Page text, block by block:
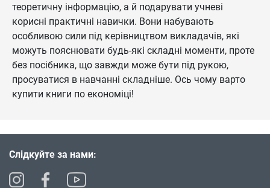
теоретичну інформацію, а й подарувати учневі
корисні практичні навички. Вони набувають
особливою сили під керівництвом викладачів, які
можуть пояснювати будь-які складні моменти, проте
без посібника, що завжди може бути під рукою,
просуватися в навчанні складніше. Ось чому варто
купити книги по економіці!
Слідкуйте за нами: